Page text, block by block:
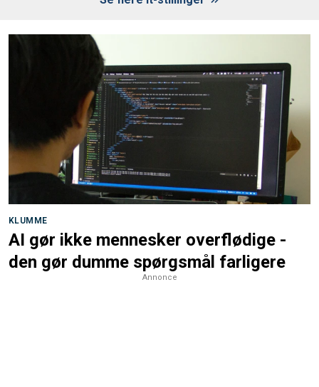
KLUMME
AI gør ikke mennesker overflødige -
den gør dumme spørgsmål farligere
Annonce